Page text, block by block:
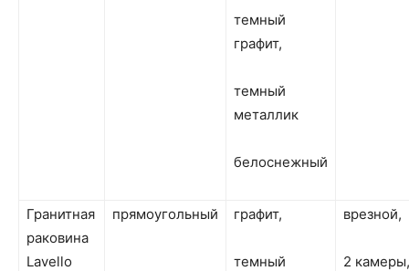
темный
графит,
темный
металлик
белоснежный
Гранитная
раковина
Lavello
прямоугольный графит,
темный
врезной,
2 камеры,